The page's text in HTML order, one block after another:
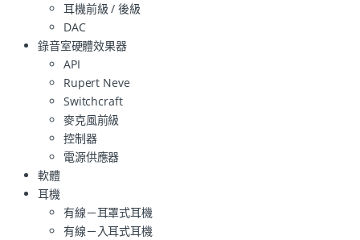
耳機前級 / 後級
DAC
錄音室硬體效果器
API
Rupert Neve
Switchcraft
麥克風前級
控制器
電源供應器
軟體
耳機
有線－耳罩式耳機
有線－入耳式耳機